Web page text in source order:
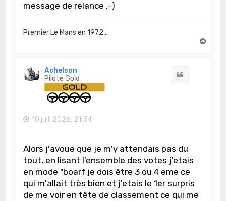
message de relance ,-)
Premier Le Mans en 1972...
Achelson
Pilote Gold
10 juil. 2026, 21:54
Alors j'avoue que je m'y attendais pas du
tout, en lisant l'ensemble des votes j'etais
en mode "boarf je dois être 3 ou 4 eme ce
qui m'allait très bien et j'etais le 1er surpris
de me voir en tête de classement ce qui me